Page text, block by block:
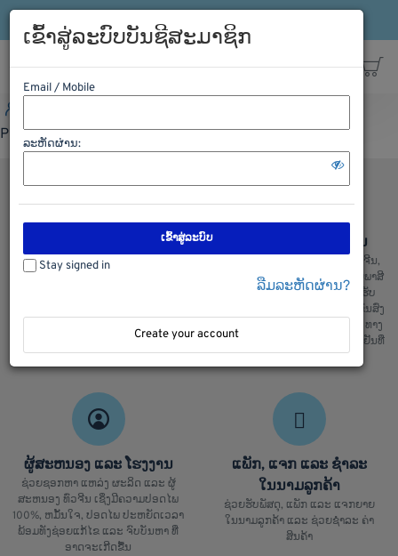
Please Login first
ພວກເຮົາມີລະບົບການຮັກສາຄວາມປອດ
ການຂົນສົ່ງ ຈີນ ລາວ ຈີນ
ບໍລິການຂົນສົ່ງ ຈີນ ລາວ ແລະ ລາວຈີນ,
ຂົນສົ່ງ ໄທ ລາວ ແລະ ລາວ ໄທ, ເຄັຍພາສີ
ແລ່ນຫນັງສື ຊິ້ບປີ້ງ ພ້ອມທັງມີລົດ ຮັບ
ເຄື່ອງຈາກຫນ້າໂຮງງານ ສະເພາະ ຂົນສົ່ງ
ທງຈີນ : ພວກເຮົາມີ ຂົນສົ່ງ ທາງລົດ, ທາງ
ເຮື່ອ, ທາງລົດໄຟ ແລະ ຂົນສົ່ງເຄື່ອງເຢັນທີ່
ສ່າງຄຸນມີ້ງ
ຜູ້ສະຫນອງ ແລະ ໂຮງງານ
ຊ່ວຍຊອກຫາ ແຫລ່ງ ຜະລິດ ແລະ ຜູ້
ສະຫນອງ ທົ່ວຈີນ ເຊິ່ງມີຄວາມປອດໄພ
100%, ຫມັ້ນໃຈ, ປອດໄພ ປະຫຍັດເວລາ
ພ້ອມທັງຊ່ອຍແກ້ໄຂ ແລະ ຈົບບັນຫາ ທີ່
ອາດຈະເກີດຂື້ນ
ແພັກ, ແຈກ ແລະ ຊຳລະ
ໃນນາມລູກຄ້າ
ຊ່ວຍຮັບພັສດຸ, ແພັກ ແລະ ແຈກຍາຍ
ໃນນາມລູກຄ້າ ແລະ ຊ່ວຍຊຳລະ ຄ່າ
ສິນຄ້າ
ເຂົ້າສູ່ລະບົບບັນຊີສະມາຊິກ
Email / Mobile
ລະຫັດຜ່ານ:
ເຂົ້າສູ່ລະບົບ
Stay signed in
ລືມລະຫັດຜ່ານ?
Create your account